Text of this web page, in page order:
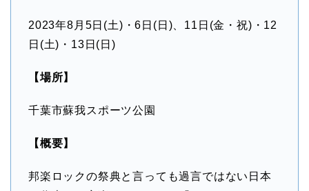
2023年8月5日(土)・6日(日)、11日(金・祝)・12
日(土)・13日(日)
【場所】
千葉市蘇我スポーツ公園
【概要】
邦楽ロックの祭典と言っても過言ではない日本